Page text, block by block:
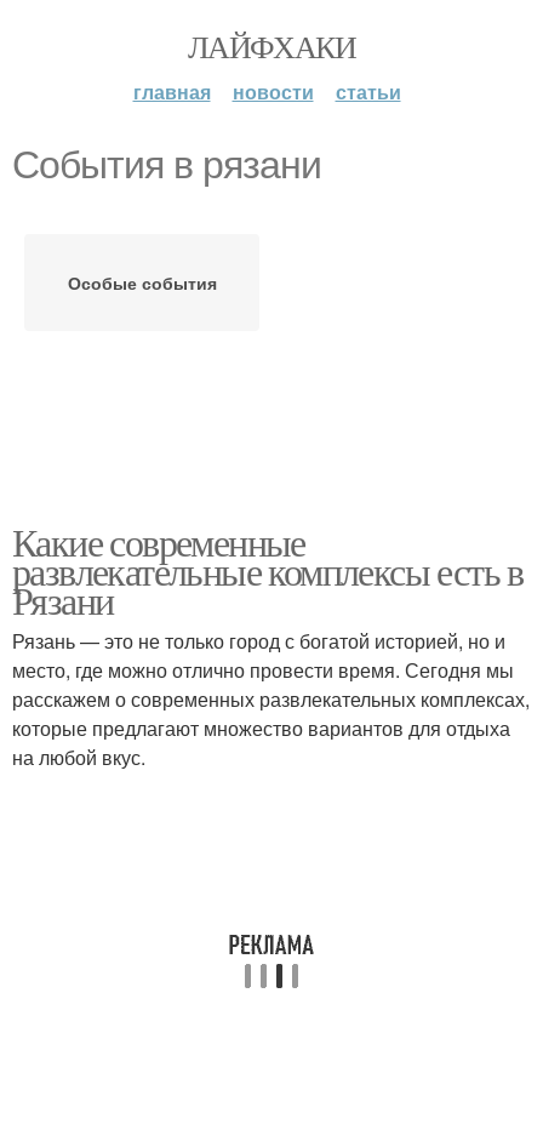
ЛАЙФХАКИ
главная новости статьи
События в рязани
Особые события
Какие современные
развлекательные комплексы есть в
Рязани
Рязань — это не только город с богатой историей, но и
место, где можно отлично провести время. Сегодня мы
расскажем о современных развлекательных комплексах,
которые предлагают множество вариантов для отдыха
на любой вкус.